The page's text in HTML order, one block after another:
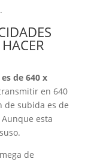
de 640 x
en 640
de subida es de
esta
de